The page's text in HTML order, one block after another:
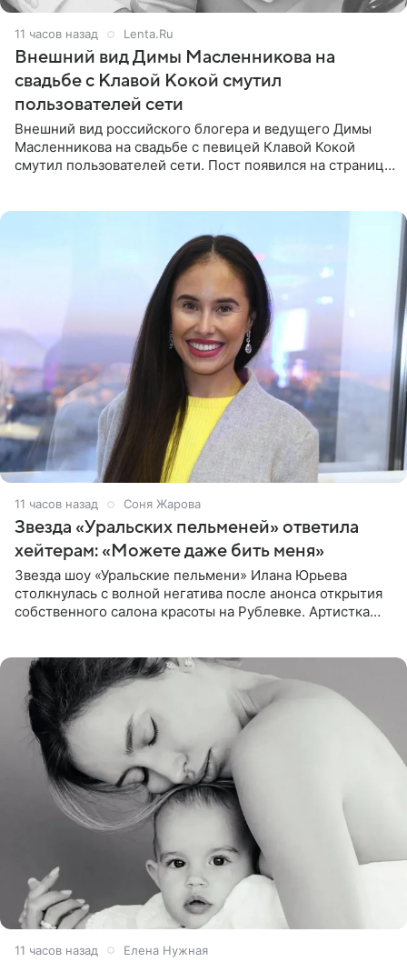
11 часов назад Lenta.Ru
Внешний вид Димы Масленникова на
свадьбе с Клавой Кокой смутил
пользователей сети
Внешний вид российского блогера и ведущего Димы
Масленникова на свадьбе с певицей Клавой Кокой
смутил пользователей сети. Пост появился на странице
11 часов назад Соня Жарова
Звезда «Уральских пельменей» ответила
хейтерам: «Можете даже бить меня»
Звезда шоу «Уральские пельмени» Илана Юрьева
столкнулась с волной негатива после анонса открытия
собственного салона красоты на Рублевке. Артистка
11 часов назад Елена Нужная